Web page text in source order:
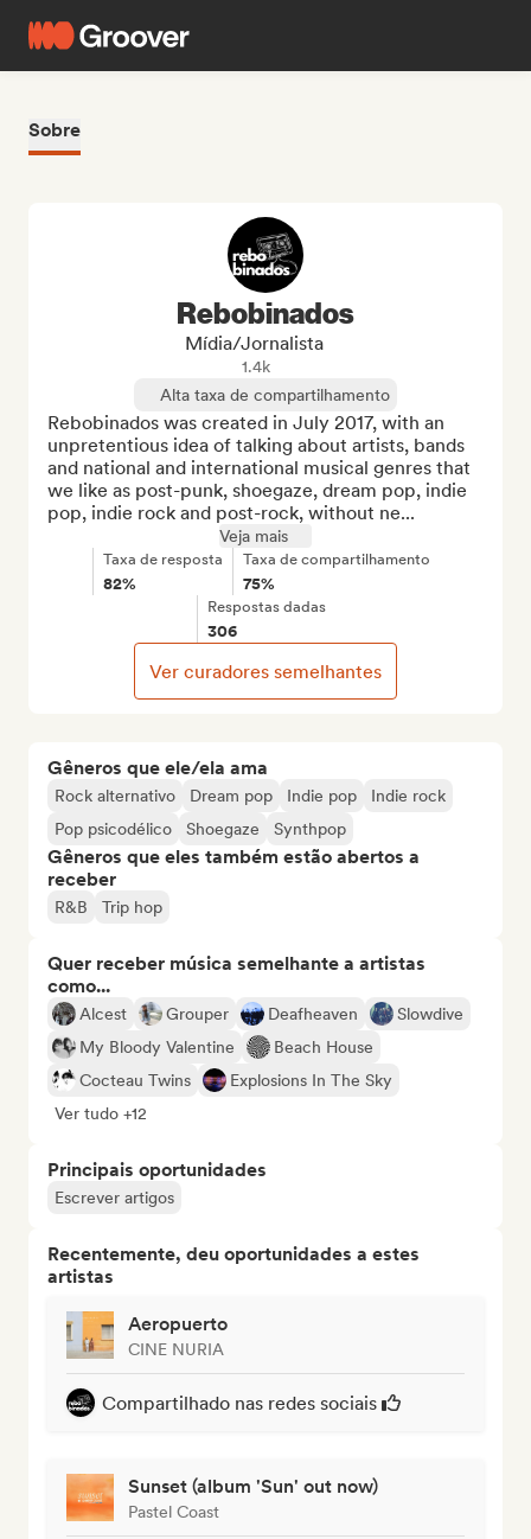
Sobre
Gêneros que ele/ela ama
Rock alternativo Dream pop Indie pop
Indie rock
Pop psicodélico
Shoegaze Synthpop
Gêneros que eles também estão abertos a
receber
R&B Trip hop
Quer receber música semelhante a artistas
como...
Alcest Grouper Deafheaven
Slowdive
My Bloody Valentine
Beach House
Cocteau Twins
Explosions In The Sky
Ver tudo +12
Principais oportunidades
Escrever artigos
Recentemente, deu oportunidades a estes
artistas
Aeropuerto
CINE NURIA
Compartilhado nas redes sociais
Sunset (album 'Sun' out now)
Pastel Coast
Rebobinados
Mídia/Jornalista
1.4k
Alta taxa de compartilhamento
Rebobinados was created in July 2017, with an
unpretentious idea of ​​talking about artists, bands
and national and international musical genres that
we like as post-punk, shoegaze, dream pop, indie
pop, indie rock and post-rock, without ne...
Veja mais
Taxa de resposta
82%
Taxa de compartilhamento
75%
Respostas dadas
306
Ver curadores semelhantes